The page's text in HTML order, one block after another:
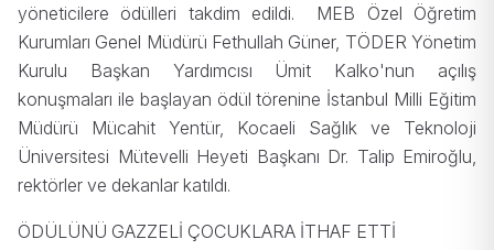
yöneticilere ödülleri takdim edildi. MEB Özel Öğretim
Kurumları Genel Müdürü Fethullah Güner, TÖDER Yönetim
Kurulu Başkan Yardımcısı Ümit Kalko'nun açılış
konuşmaları ile başlayan ödül törenine İstanbul Milli Eğitim
Müdürü Mücahit Yentür, Kocaeli Sağlık ve Teknoloji
Üniversitesi Mütevelli Heyeti Başkanı Dr. Talip Emiroğlu,
rektörler ve dekanlar katıldı.
ÖDÜLÜNÜ GAZZELİ ÇOCUKLARA İTHAF ETTİ